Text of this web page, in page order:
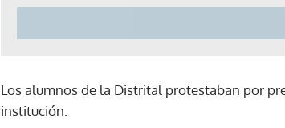
Los alumnos de la Distrital protestaban por
institución.